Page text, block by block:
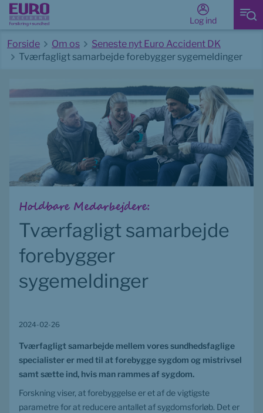
Log ind
Forside Om os
Seneste nyt Euro Accident DK
Tværfagligt samarbejde forebygger sygemeldinger
Holdbare Medarbejdere:
Tværfagligt samarbejde
forebygger
sygemeldinger
2024-02-26
Tværfagligt samarbejde mellem vores sundhedsfaglige
specialister er med til at forebygge sygdom og mistrivsel
samt sætte ind, hvis man rammes af sygdom.
Forskning viser, at forebyggelse er et af de vigtigste
parametre for at reducere antallet af sygdomsforløb. Det er